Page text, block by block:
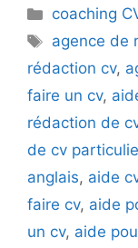
Catégories
coaching
Étiquettes
agence de
rédaction cv,
faire un cv,
rédaction de
de cv
anglais, aide
faire cv, aide
un cv, aide